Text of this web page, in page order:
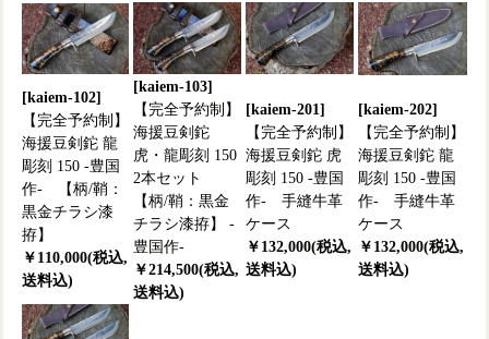
[kaiem-102]
【完全予約制】
海援豆剣鉈 龍
彫刻 150 -豊国
作- 【柄/鞘：
黒金チラシ漆
拵】
￥110,000(税込,
送料込)
[kaiem-103]
【完全予約制】
海援豆剣鉈
虎・龍彫刻 150
2本セット
【柄/鞘：黒金
チラシ漆拵】 -
豊国作-
￥214,500(税込,
送料込)
[kaiem-201]
【完全予約制】
海援豆剣鉈 虎
彫刻 150 -豊国
作- 手縫牛革
ケース
￥132,000(税込,
送料込)
[kaiem-202]
【完全予約制】
海援豆剣鉈 龍
彫刻 150 -豊国
作- 手縫牛革
ケース
￥132,000(税込,
送料込)